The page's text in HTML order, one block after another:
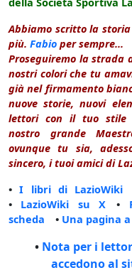
Abbiamo scritto la
più. Fabio per sempre...
Proseguiremo la strada
nostri colori che tu
già nel firmamento
nuove storie, nuovi
lettori con il tuo stile
nostro grande
ovunque tu sia,
sincero, i tuoi amici di
•I libri di LazioWiki
• LazioWiki su X •
scheda • Una pagina
• Nota per i
accedono al